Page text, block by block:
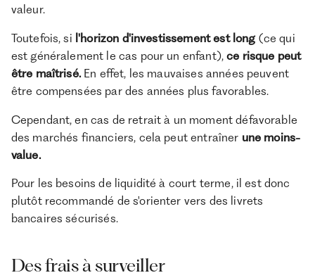
valeur.
Toutefois, si l'horizon d'investissement est long(ce qui
est généralement le cas pour un enfant), ce risque peut
être maîtrisé.En effet, les mauvaises années peuvent
être compensées par des années plus favorables.
Cependant, en cas de retrait à un moment défavorable
des marchés financiers, cela peut entraîner une moins-
value.
Pour les besoins de liquidité à court terme, il est donc
plutôt recommandé de s'orienter vers des livrets
bancaires sécurisés.
Des frais à surveiller